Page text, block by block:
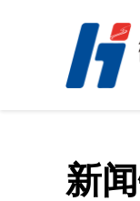
新